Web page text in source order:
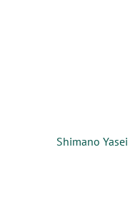
Shimano